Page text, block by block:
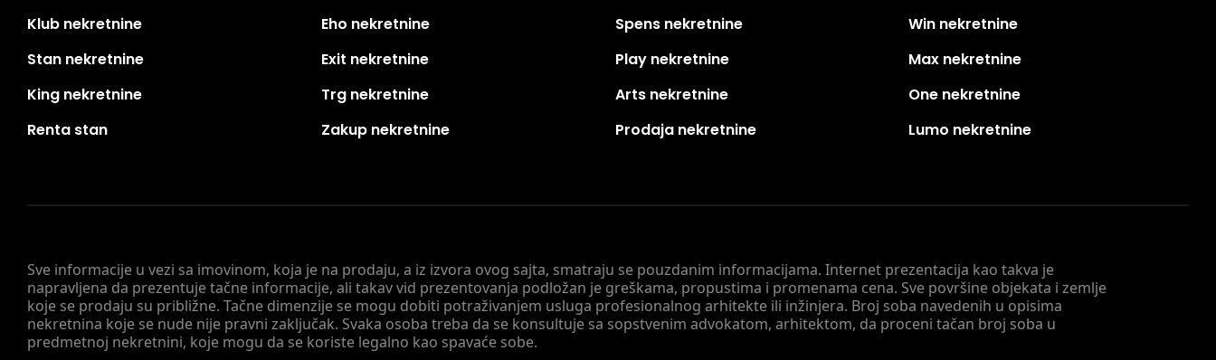
Sve informacije u vezi sa imovinom, koja je na prodaju, a iz izvora ovog sajta, smatraju se pouzdanim informacijama. Internet prezentacija kao takva je
napravljena da prezentuje tačne informacije, ali takav vid prezentovanja podložan je greškama, propustima i promenama cena. Sve površine objekata i zemlje
koje se prodaju su približne. Tačne dimenzije se mogu dobiti potraživanjem usluga profesionalnog arhitekte ili inžinjera. Broj soba navedenih u opisima
nekretnina koje se nude nije pravni zaključak. Svaka osoba treba da se konsultuje sa sopstvenim advokatom, arhitektom, da proceni tačan broj soba u
predmetnoj nekretnini, koje mogu da se koriste legalno kao spavaće sobe.
Klub nekretnine
Eho nekretnine Spens nekretnine
Win nekretnine
Stan nekretnine
Exit nekretnine Play nekretnine
Max nekretnine
King nekretnine
Trg nekretnine Arts nekretnine
One nekretnine
Renta stan
Zakup nekretnine Prodaja nekretnine Lumo nekretnine